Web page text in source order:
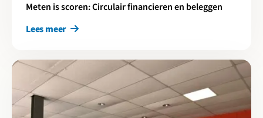
Meten is scoren: Circulair financieren en beleggen
Lees meer
Lees meer over Cirkelstad Amersfoort-Utrecht: 25 jaar EVA-